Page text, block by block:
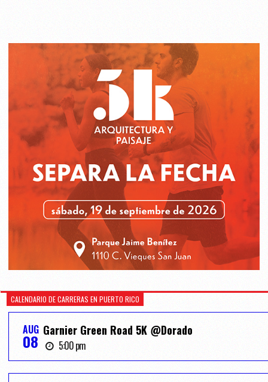
CALENDARIO DE CARRERAS EN PUERTO RICO
AUG
08
Garnier Green Road 5K @Dorado
5:00 pm